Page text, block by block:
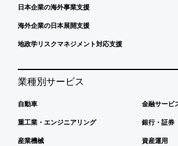
日本企業の海外事業支援
海外企業の日本展開支援
地政学リスクマネジメント対応支援
業種別サービス
自動車
重工業・エンジニアリング
産業機械
金融サービ
銀行・証券
資産運用